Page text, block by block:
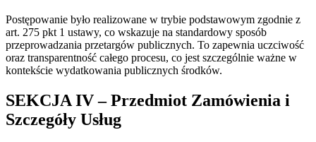
Postępowanie było realizowane w trybie podstawowym zgodnie z
art. 275 pkt 1 ustawy, co wskazuje na standardowy sposób
przeprowadzania przetargów publicznych. To zapewnia uczciwość
oraz transparentność całego procesu, co jest szczególnie ważne w
kontekście wydatkowania publicznych środków.
SEKCJA IV – Przedmiot Zamówienia i
Szczegóły Usług